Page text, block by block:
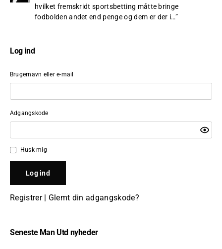
hvilket fremskridt sportsbetting måtte bringe
fodbolden andet end penge og dem er der i…”
Log ind
Brugernavn eller e-mail
Adgangskode
Husk mig
Registrer| Glemt din adgangskode?
Seneste Man Utd nyheder